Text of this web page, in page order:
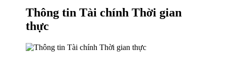
Thông tin Tài chính Thời gian
thực